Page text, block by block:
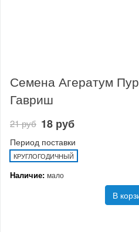
Семена Агератум
Гавриш
21 руб 18 руб
Период поставки
КРУГЛОГОДИЧНЫЙ
Наличие: мало
В